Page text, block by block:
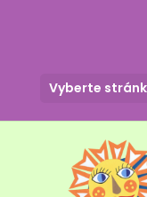
Vyberte